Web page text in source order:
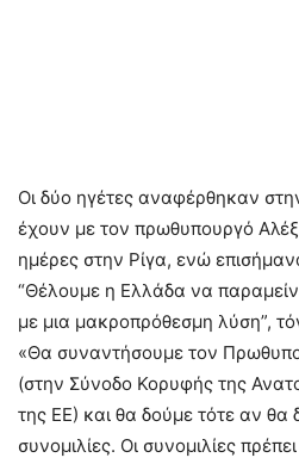
Οι δύο ηγέτες αναφέρθηκαν
έχουν με τον πρωθυπουργό
ημέρες στην Ρίγα, ενώ
“Θέλουμε η Ελλάδα να
με μια μακροπρόθεσμη λύση”,
«Θα συναντήσουμε τον
(στην Σύνοδο Κορυφής της
της ΕΕ) και θα δούμε τότε αν θα
συνομιλίες. Οι συνομιλίες